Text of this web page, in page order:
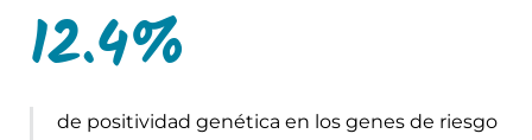
12.4%
de positividad genética en los genes de riesgo